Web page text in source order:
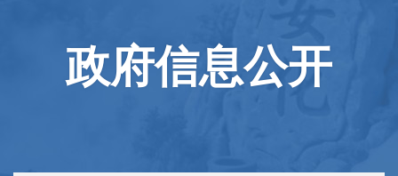
政府信息公开